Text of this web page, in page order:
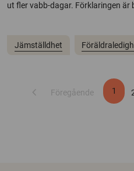
ut fler vabb-dagar. Förklaringen är
Jämställdhet
chevron_left Föregående 1